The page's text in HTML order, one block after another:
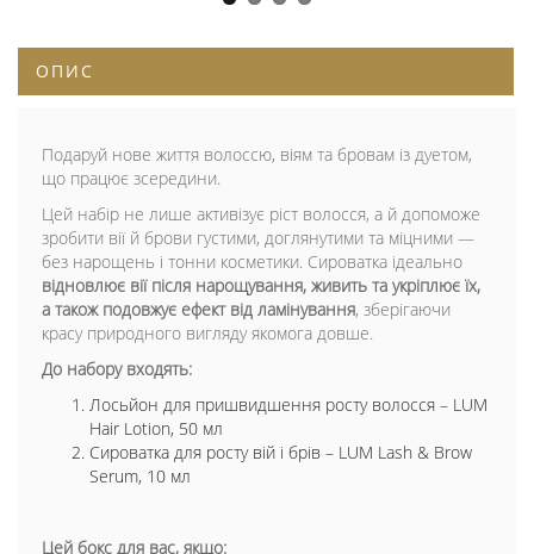
ОПИС
Подаруй нове життя волоссю, віям та бровам із дуетом,
що працює зсередини.
Цей набір не лише активізує ріст волосся, а й допоможе
зробити вії й брови густими, доглянутими та міцними —
без нарощень і тонни косметики. Сироватка ідеально
відновлює вії після нарощування, живить та укріплює їх,
а також подовжує ефект від ламінування, зберігаючи
красу природного вигляду якомога довше.
До набору входять:
Лосьйон для пришвидшення росту волосся – LUM
Hair Lotion, 50 мл
Сироватка для росту вій і брів – LUM Lash & Brow
Serum, 10 мл
Цей бокс для вас, якщо: